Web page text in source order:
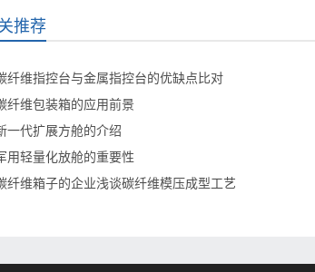
推荐
纤维指控台与金属指控台的优缺点比对
纤维包装箱的应用前景
一代扩展方舱的介绍
用轻量化放舱的重要性
纤维箱子的企业浅谈碳纤维模压成型工艺